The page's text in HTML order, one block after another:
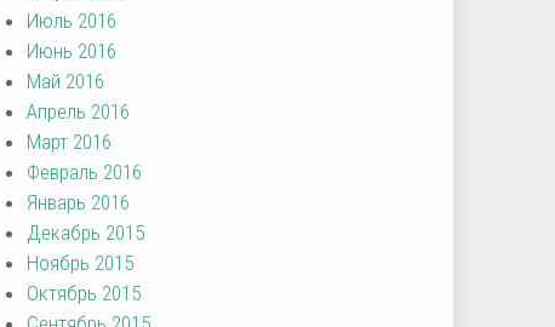
Июль 2016
Июнь 2016
Май 2016
Апрель 2016
Март 2016
Февраль 2016
Январь 2016
Декабрь 2015
Ноябрь 2015
Октябрь 2015